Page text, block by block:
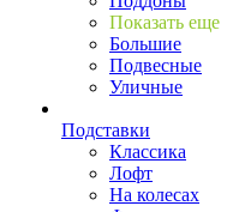
Показать еще
Большие
Подвесные
Уличные
Подставки
Классика
Лофт
На колесах